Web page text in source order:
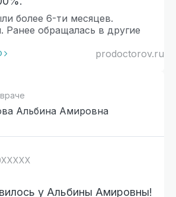
более 6-ти месяцев.
Ранее обращалась в другие
prodoctorov.ru
Альбина Амировна
у Альбины Амировны!